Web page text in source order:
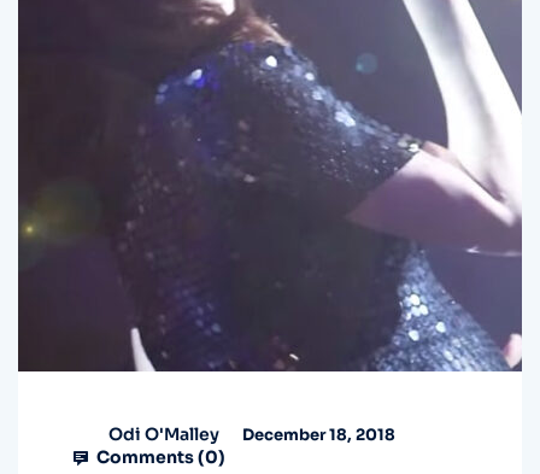
Odi O'Malley December 18, 2018
Comments (0)